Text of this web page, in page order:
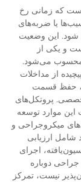
که زمانی رخ
یا ضربه‌های
شود. این وضعیت
و یکی از
محسوب می‌شود.
از مداخلات
حفظ قسمت
پروتکل‌های
موارد توسعه
میکروجراحی و
شامل ارزیابی
اجرای
دوباره
نیست، تمرکز